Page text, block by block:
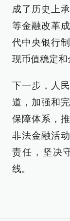
成了历史上
等金融改革
代中央银行
现币值稳定和
下一步，人
道，加强和
保障体系，
非法金融活
责任，坚决
线。